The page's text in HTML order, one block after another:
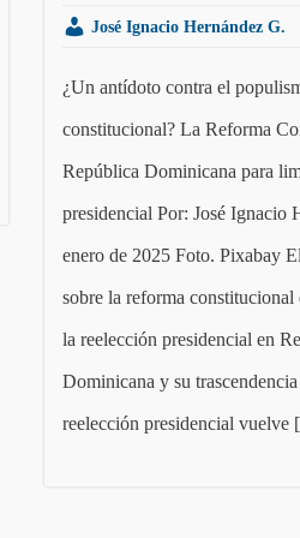
José Ignacio Hernández G.
¿Un antídoto contra el
constitucional? La Reforma
República Dominicana para
presidencial Por: José Ignacio
enero de 2025 Foto. Pixabay
sobre la reforma constitucional
la reelección presidencial en
Dominicana y su
reelección presidencial